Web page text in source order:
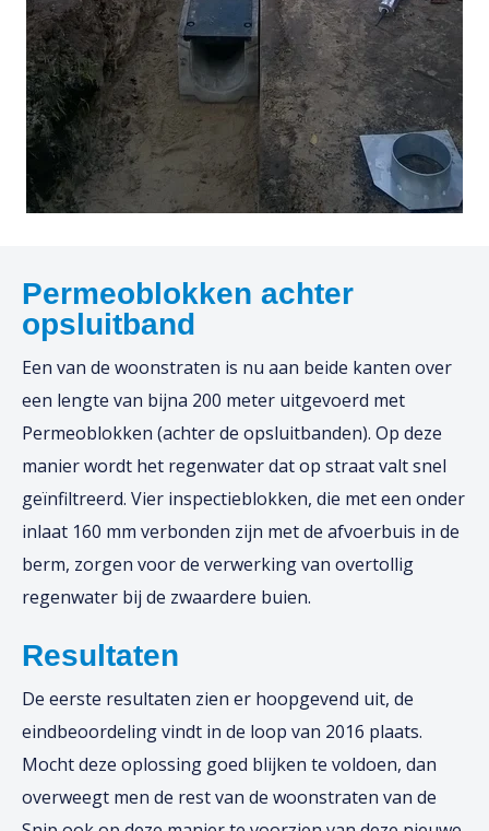
Permeoblokken achter
opsluitband
Een van de woonstraten is nu aan beide kanten over
een lengte van bijna 200 meter uitgevoerd met
Permeoblokken (achter de opsluitbanden). Op deze
manier wordt het regenwater dat op straat valt snel
geïnfiltreerd. Vier inspectieblokken, die met een onder
inlaat 160 mm verbonden zijn met de afvoerbuis in de
berm, zorgen voor de verwerking van overtollig
regenwater bij de zwaardere buien.
Resultaten
De eerste resultaten zien er hoopgevend uit, de
eindbeoordeling vindt in de loop van 2016 plaats.
Mocht deze oplossing goed blijken te voldoen, dan
overweegt men de rest van de woonstraten van de